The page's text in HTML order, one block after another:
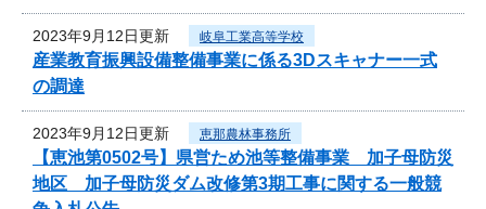
2023年9月12日更新 岐阜工業高等学校
産業教育振興設備整備事業に係る3Dスキャナー一式
の調達
2023年9月12日更新 恵那農林事務所
【恵池第0502号】県営ため池等整備事業 加子母防災
地区 加子母防災ダム改修第3期工事に関する一般競